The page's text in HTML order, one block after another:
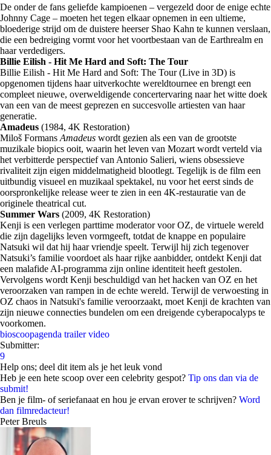
De onder de fans geliefde kampioenen – vergezeld door de enige echte
Johnny Cage – moeten het tegen elkaar opnemen in een ultieme,
bloederige strijd om de duistere heerser Shao Kahn te kunnen verslaan,
die een bedreiging vormt voor het voortbestaan van de Earthrealm en
haar verdedigers.
Billie Eilish - Hit Me Hard and Soft: The Tour
Billie Eilish - Hit Me Hard and Soft: The Tour (Live in 3D) is
opgenomen tijdens haar uitverkochte wereldtournee en brengt een
compleet nieuwe, overweldigende concertervaring naar het witte doek
van een van de meest geprezen en succesvolle artiesten van haar
generatie.
Amadeus (1984, 4K Restoration)
Miloš Formans Amadeus wordt gezien als een van de grootste
muzikale biopics ooit, waarin het leven van Mozart wordt verteld via
het verbitterde perspectief van Antonio Salieri, wiens obsessieve
rivaliteit zijn eigen middelmatigheid blootlegt. Tegelijk is de film een
uitbundig visueel en muzikaal spektakel, nu voor het eerst sinds de
oorspronkelijke release weer te zien in een 4K-restauratie van de
originele theatrical cut.
Summer Wars (2009, 4K Restoration)
Kenji is een verlegen parttime moderator voor OZ, de virtuele wereld
die zijn dagelijks leven vormgeeft, totdat de knappe en populaire
Natsuki wil dat hij haar vriendje speelt. Terwijl hij zich tegenover
Natsuki’s familie voordoet als haar rijke aanbidder, ontdekt Kenji dat
een malafide AI-programma zijn online identiteit heeft gestolen.
Vervolgens wordt Kenji beschuldigd van het hacken van OZ en het
veroorzaken van rampen in de echte wereld. Terwijl de verwoesting in
OZ chaos in Natsuki's familie veroorzaakt, moet Kenji de krachten van
zijn nieuwe connecties bundelen om een dreigende cyberapocalyps te
voorkomen.
bioscoopagenda trailer video
Submitter:
9
Help ons; deel dit item als je het leuk vond
Heb je een hete scoop over een celebrity gespot? Tip ons dan via de
submit!
Ben je film- of seriefanaat en hou je ervan erover te schrijven? Word
dan filmredacteur!
Peter Breuls